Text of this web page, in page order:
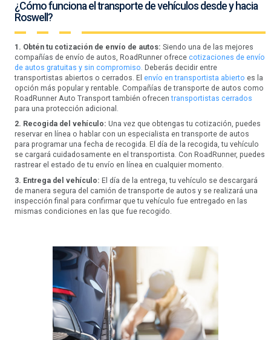
¿Cómo funciona el transporte de vehículos desde y hacia
Roswell?
1. Obtén tu cotización de envío de autos: Siendo una de las mejores
compañías de envío de autos, RoadRunner ofrece cotizaciones de envío
de autos gratuitas y sin compromiso. Deberás decidir entre
transportistas abiertos o cerrados. El envío en transportista abierto es la
opción más popular y rentable. Compañías de transporte de autos como
RoadRunner Auto Transport también ofrecentransportistas cerrados
para una protección adicional.
2. Recogida del vehículo: Una vez que obtengas tu cotización, puedes
reservar en línea o hablar con un especialista en transporte de autos
para programar una fecha de recogida. El día de la recogida, tu vehículo
se cargará cuidadosamente en el transportista. Con RoadRunner, puedes
rastrear el estado de tu envío en línea en cualquier momento.
3. Entrega del vehículo: El día de la entrega, tu vehículo se descargará
de manera segura del camión de transporte de autos y se realizará una
inspección final para confirmar que tu vehículo fue entregado en las
mismas condiciones en las que fue recogido.